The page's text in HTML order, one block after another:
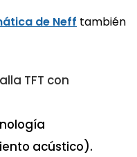
de Neff también
TFT con
acústico).